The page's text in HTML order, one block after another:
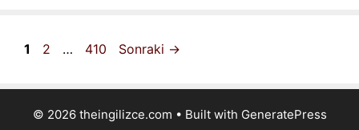
Sayfa
1 Sayfa
2 … Sayfa
410 Sonraki →
© 2026 theingilizce.com • Built with GeneratePress